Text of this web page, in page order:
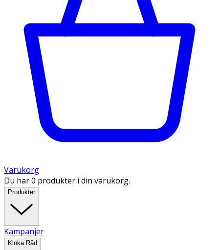
Varukorg
Du har 0 produkter i din varukorg.
Produkter
Kampanjer
Kloka Råd